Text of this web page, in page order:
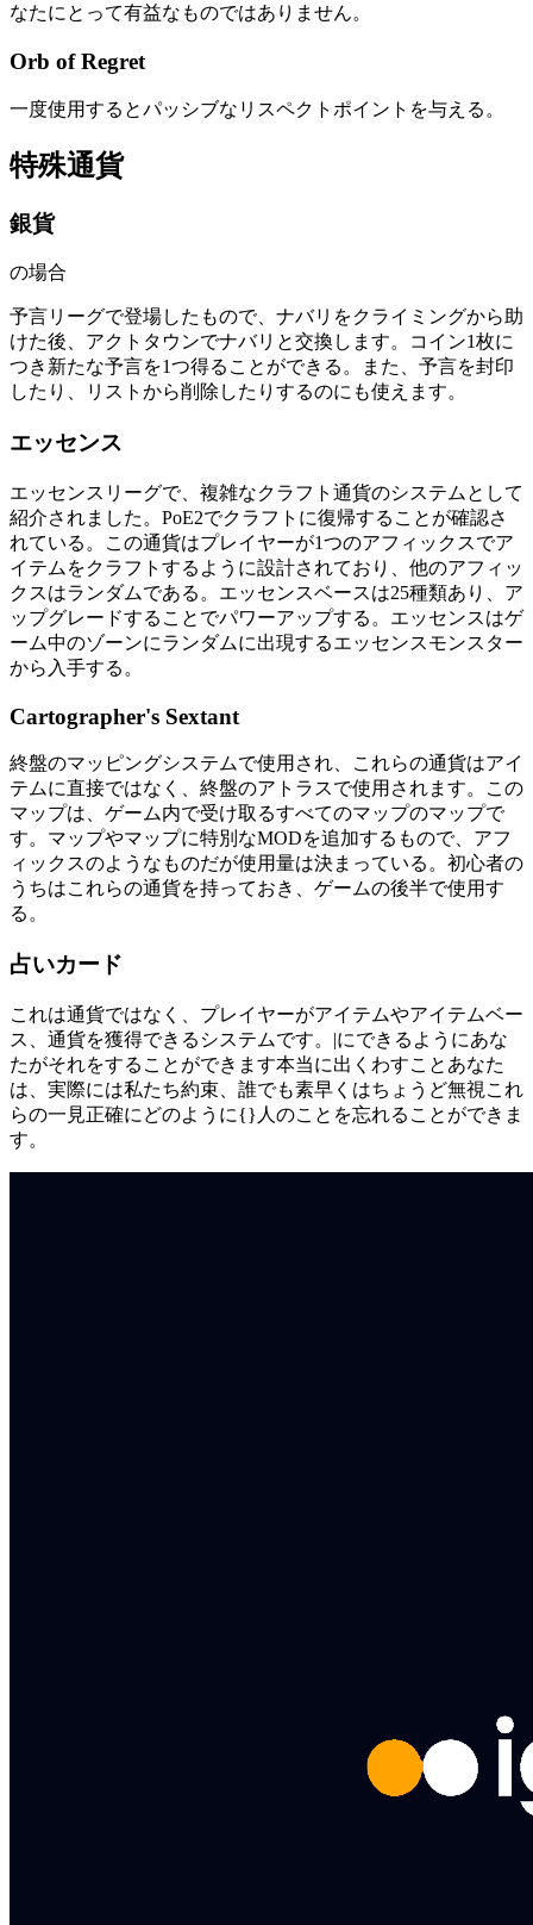
なたにとって有益なものではありません。
Orb of Regret
一度使用するとパッシブなリスペクトポイントを与える。
特殊通貨
銀貨
の場合
予言リーグで登場したもので、ナバリをクライミングから助
けた後、アクトタウンでナバリと交換します。コイン1枚に
つき新たな予言を1つ得ることができる。また、予言を封印
したり、リストから削除したりするのにも使えます。
エッセンス
エッセンスリーグで、複雑なクラフト通貨のシステムとして
紹介されました。PoE2でクラフトに復帰することが確認さ
れている。この通貨はプレイヤーが1つのアフィックスでア
イテムをクラフトするように設計されており、他のアフィッ
クスはランダムである。エッセンスベースは25種類あり、ア
ップグレードすることでパワーアップする。エッセンスはゲ
ーム中のゾーンにランダムに出現するエッセンスモンスター
から入手する。
Cartographer's Sextant
終盤のマッピングシステムで使用され、これらの通貨はアイ
テムに直接ではなく、終盤のアトラスで使用されます。この
マップは、ゲーム内で受け取るすべてのマップのマップで
す。マップやマップに特別なMODを追加するもので、アフ
ィックスのようなものだが使用量は決まっている。初心者の
うちはこれらの通貨を持っておき、ゲームの後半で使用す
る。
占いカード
これは通貨ではなく、プレイヤーがアイテムやアイテムベー
ス、通貨を獲得できるシステムです。|にできるようにあな
たがそれをすることができます本当に出くわすことあなた
は、実際には私たち約束、誰でも素早くはちょうど無視これ
らの一見正確にどのように{}人のことを忘れることができま
す。